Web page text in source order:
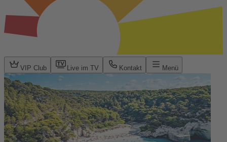
VIP Club Live im TV Kontakt Menü